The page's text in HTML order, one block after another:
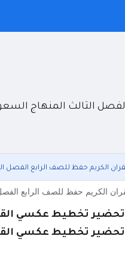
الثالث المنهاج
الكريم حفظ للصف الرابع الفصل
الكريم حفظ للصف الرابع الفصل
تحضير تخطيط عكسي
تحضير تخطيط عكسي